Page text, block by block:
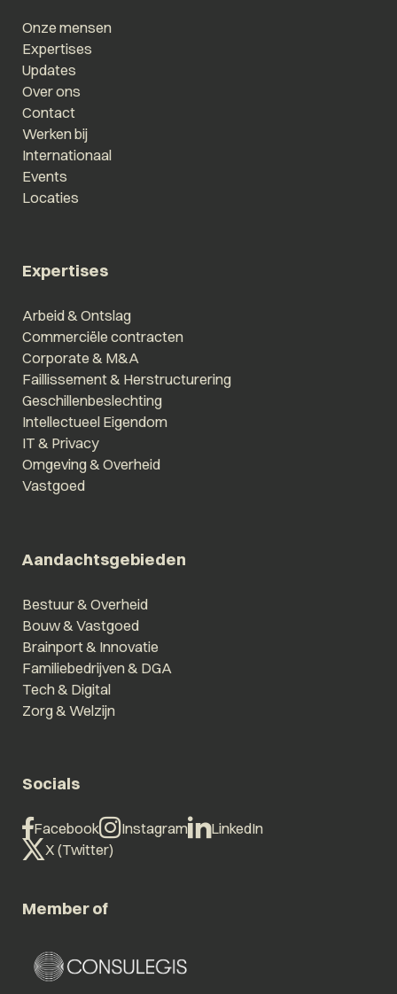
Onze mensen
Expertises
Updates
Over ons
Contact
Werken bij
Internationaal
Events
Locaties
Expertises
Arbeid & Ontslag
Commerciële contracten
Corporate & M&A
Faillissement & Herstructurering
Geschillenbeslechting
Intellectueel Eigendom
IT & Privacy
Omgeving & Overheid
Vastgoed
Aandachtsgebieden
Bestuur & Overheid
Bouw & Vastgoed
Brainport & Innovatie
Familiebedrijven & DGA
Tech & Digital
Zorg & Welzijn
Socials
Facebook Instagram
LinkedIn
X (Twitter)
Member of